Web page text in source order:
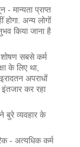
मान्यता प्राप्त
अन्य लोगों
किया जाना है
शोषण सबसे कर्म
के लिए था,
अपराधों
कर रहा
बुरे व्यवहार के
- अत्यधिक कर्म